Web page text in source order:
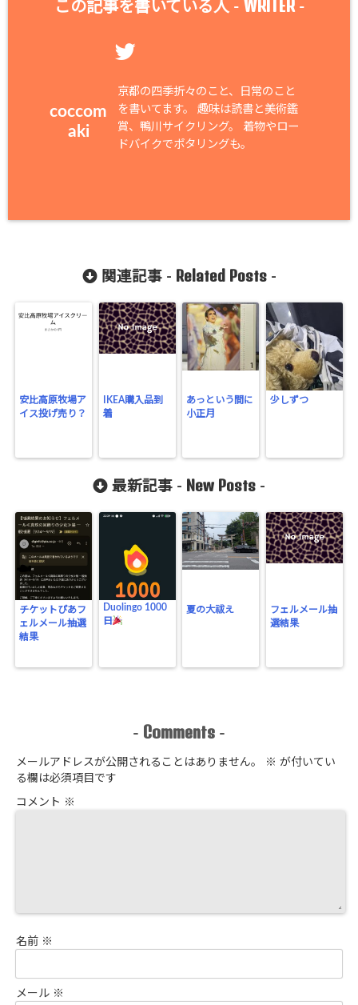
この記事を書いている人 - WRITER-
coccom
aki
京都の四季折々のこと、日常のこと
を書いてます。 趣味は読書と美術鑑
賞、鴨川サイクリング。 着物やロー
ドバイクでポタリングも。
関連記事 - Related Posts-
安比高原牧場ア
イス投げ売り？
IKEA購入品到
着
あっという間に
小正月
少しずつ
最新記事 - New Posts -
チケットぴあフ
ェルメール抽選
結果
Duolingo 1000
日
夏の大祓え
フェルメール抽
選結果
- Comments -
メールアドレスが公開されることはありません。 ※ が付いてい
る欄は必須項目です
コメント ※
名前 ※
メール ※